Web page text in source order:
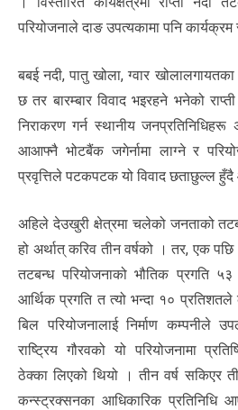
परियोजनाले दाङ उपत्यकामा पनि
बबई नदी, पातु खोला, ग्वार खोलालगायतका
छ तर बारम्बार विवाद भइरहने भनेको
निराकरण गर्न स्थानीय
आआफ्नै भोटबैंक जगेर्नामा लाग्ने र
प्रवृत्तिले पटकपटक यो विवाद छताछुल्ल
अहिले देउखुरी क्षेत्रमा चलेको जनताको
हो अर्थात् करिव तीन वर्षको । तर, एक
तटबन्ध परियोजनाको भौतिक प्रगति
आर्थिक प्रगति त त्यो भन्दा १०
बिल परियोजनालाई निर्माण कम्पनीले
राष्ट्रिय गौरवको यो परियोजनामा
ठेक्का लिएको थियो । तीन वर्ष सकिएर
कन्स्ट्रक्सनका आधिकारिक प्रतिनिधि